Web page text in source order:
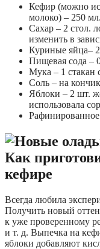
Кефир (можно
молоко) – 250 мл.
Сахар – 2 стол.
изменить в
Куриные яйца–
Пищевая сода –
Мука – 1 стакан
Соль – на
Яблоки – 2 шт.
использовала
Рафинированное
Как
кефире
Всегда любила
Получить новый
к уже проверенному
и т. д. Выпечка на
яблоки добавляют